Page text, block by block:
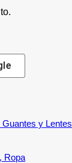
Guantes y Lentes
Ropa